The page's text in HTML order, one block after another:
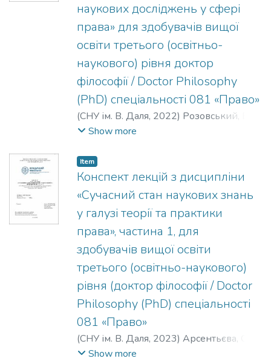
наукових досліджень у сфері
права» для здобувачів вищої
освіти третього (освітньо-
наукового) рівня доктор
філософії / Doctor Philosophy
(PhD) спеціальності 081 «Право»
(СНУ ім. В. Даля, 2022) Розовський, Б. Г.
Татаренко, Г. В.
Show more
Item
Конспект лекцій з дисципліни
«Сучасний стан наукових знань
у галузі теорії та практики
права», частина 1, для
здобувачів вищої освіти
третього (освітньо-наукового)
рівня (доктор філософії / Doctor
Philosophy (PhD) спеціальності
081 «Право»
(СНУ ім. В. Даля, 2023) Арсентьєва, О. С.
Розовський, Б. Г.
Show more